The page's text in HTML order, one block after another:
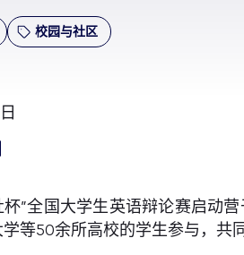
校园与社区
杯”全国大学生英语辩论赛启动
等50余所高校的学生参与，共